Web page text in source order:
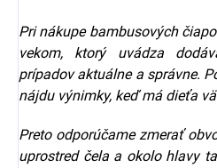
Pri nákupe bambusových
vekom, ktorý uvádza
prípadov aktuálne a správne.
nájdu výnimky, keď má dieťa
Preto odporúčame zmerať
uprostred čela a okolo hlavy